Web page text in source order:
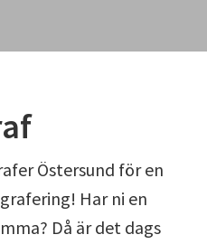
Östersund för en
Har ni en
Då är det dags